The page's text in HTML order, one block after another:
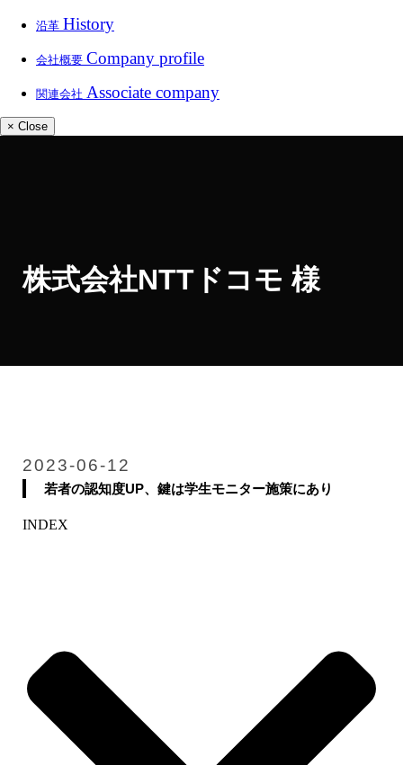
沿革 History
会社概要 Company profile
関連会社 Associate company
× Close
株式会社NTTドコモ 様
2023-06-12
若者の認知度UP、鍵は学生モニター施策にあり
INDEX